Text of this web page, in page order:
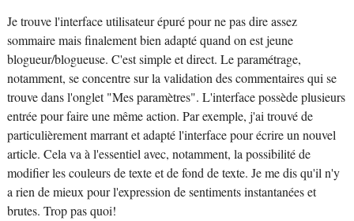
Je trouve l'interface utilisateur épuré pour ne pas dire assez
sommaire mais finalement bien adapté quand on est jeune
blogueur/blogueuse. C'est simple et direct. Le paramétrage,
notamment, se concentre sur la validation des commentaires qui se
trouve dans l'onglet "Mes paramètres". L'interface possède plusieurs
entrée pour faire une même action. Par exemple, j'ai trouvé de
particulièrement marrant et adapté l'interface pour écrire un nouvel
article. Cela va à l'essentiel avec, notamment, la possibilité de
modifier les couleurs de texte et de fond de texte. Je me dis qu'il n'y
a rien de mieux pour l'expression de sentiments instantanées et
brutes. Trop pas quoi!